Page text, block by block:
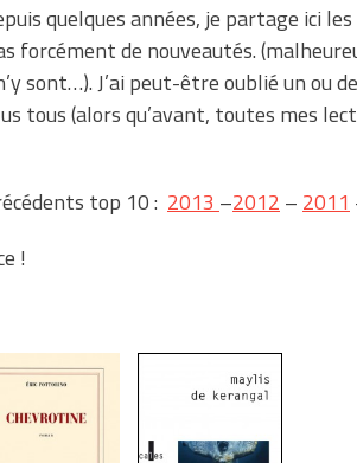
quelques années, je partage ici
forcément de nouveautés.
sont…). J’ai peut-être oublié un ou
tous (alors qu’avant, toutes mes
top 10 : 2013 –2012 – 2011
!